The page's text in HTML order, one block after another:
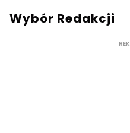
Wybór Redakcji